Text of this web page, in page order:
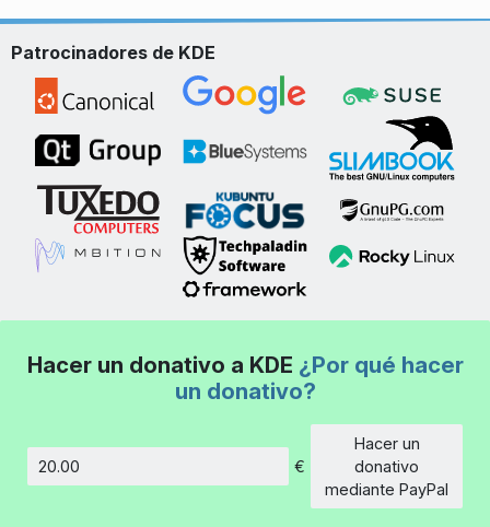
Patrocinadores de KDE
Hacer un donativo a KDE ¿Por qué hacer
un donativo?
Cantidad
€
Hacer un
donativo
mediante PayPal